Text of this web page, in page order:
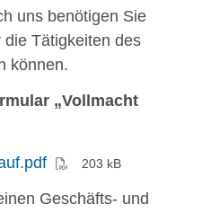
uns benötigen Sie
Tätigkeiten des
können.
„Vollmacht
(PDF)203 kB
Geschäfts- und